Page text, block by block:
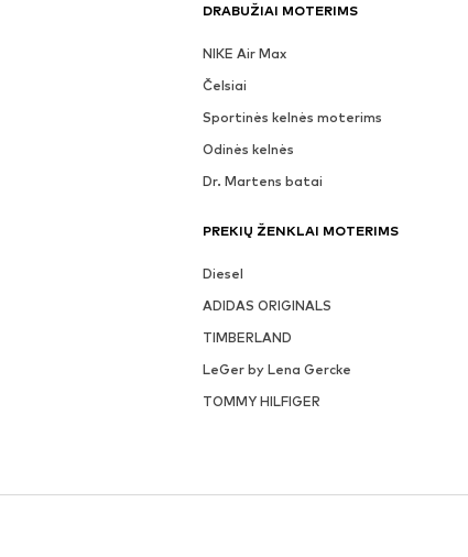
DRABUŽIAI MOTERIMS
NIKE Air Max
Čelsiai
Sportinės kelnės moterims
Odinės kelnės
Dr. Martens batai
PREKIŲ ŽENKLAI MOTERIMS
Diesel
ADIDAS ORIGINALS
TIMBERLAND
LeGer by Lena Gercke
TOMMY HILFIGER